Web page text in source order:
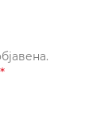
*